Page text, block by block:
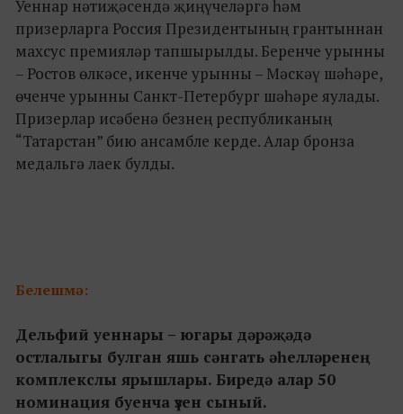
Уеннар нәтиҗәсендә җиңүчеләргә һәм
призерларга Россия Президентының грантыннан
махсус премияләр тапшырылды. Беренче урынны
– Ростов өлкәсе, икенче урынны – Мәскәү шәһәре,
өченче урынны Санкт-Петербург шәһәре яулады.
Призерлар исәбенә безнең республиканың
“Татарстан” бию ансамбле керде. Алар бронза
медальгә лаек булды.
Белешмә:
Дельфий уеннары – югары дәрәҗәдә
остлалыгы булган яшь сәнгать әһелләренең
комплекслы ярышлары. Биредә алар 50
номинация буенча үзен сыный.